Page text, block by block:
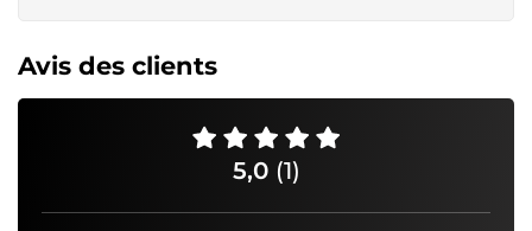
Avis des clients
5,0 (1)